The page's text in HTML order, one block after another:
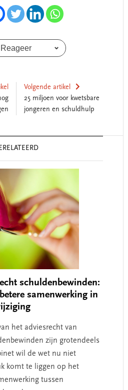
Reageer
Volgende artikel
25 miljoen voor kwetsbare
jongeren en schuldhulp
schuldenbewinden:
samenwerking in
het adviesrecht van
zijn grotendeels
wil de wet nu niet
komt te liggen op het
tussen